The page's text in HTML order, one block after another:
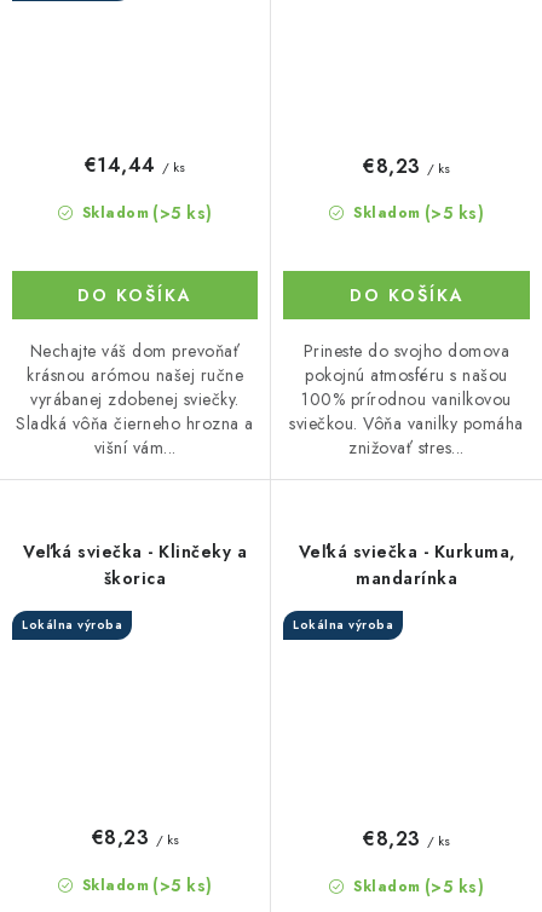
Skladom (>5 ks)
€14,44 / ks
DO KOŠÍKA
Nechajte váš dom prevoňať
krásnou arómou našej ručne
vyrábanej zdobenej sviečky.
Sladká vôňa čierneho hrozna a
višní vám...
Skladom (>5 ks)
€8,23 / ks
DO KOŠÍKA
Prineste do svojho domova
pokojnú atmosféru s našou
100% prírodnou vanilkovou
sviečkou. Vôňa vanilky pomáha
znižovať stres...
Veľká sviečka - Klinčeky a
škorica
Lokálna výroba
Skladom (>5 ks)
€8,23 / ks
Veľká sviečka - Kurkuma,
mandarínka
Lokálna výroba
Skladom (>5 ks)
€8,23 / ks